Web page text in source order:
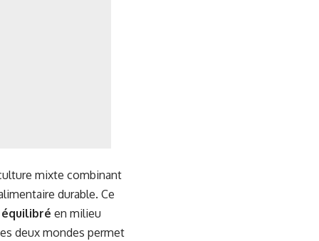
mixte combinant
durable. Ce
en milieu
deux mondes permet